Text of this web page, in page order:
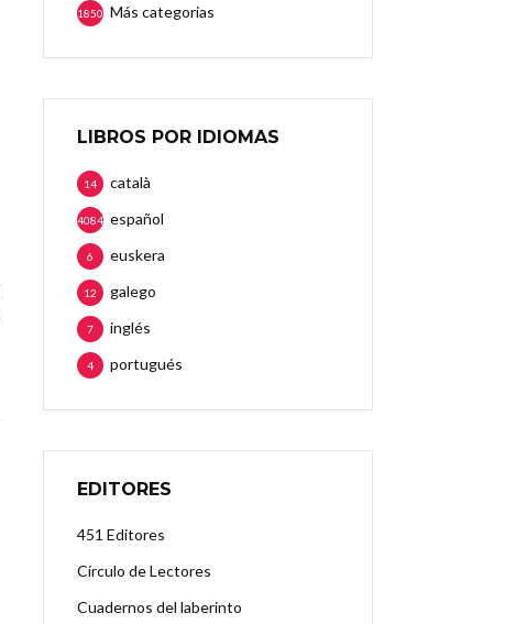
Más categorias
1850
LIBROS POR IDIOMAS
català
14
español
4084
euskera
6
galego
12
inglés
7
portugués
4
EDITORES
451 Editores
Círculo de Lectores
Cuadernos del laberinto